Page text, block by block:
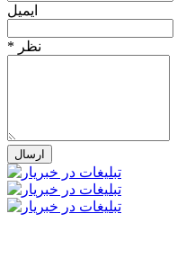
ایمیل
* نظر